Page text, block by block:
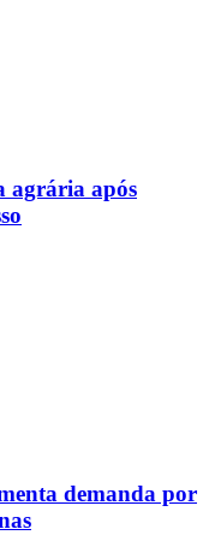
agrária após
demanda por